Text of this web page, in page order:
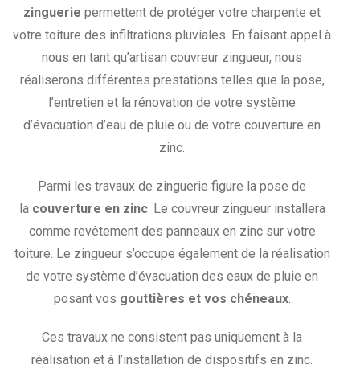
zinguerie permettent de protéger votre charpente et
votre toiture des infiltrations pluviales. En faisant appel à
nous en tant qu’artisan couvreur zingueur, nous
réaliserons différentes prestations telles que la pose,
l’entretien et la rénovation de votre système
d’évacuation d’eau de pluie ou de votre couverture en
zinc.
Parmi les travaux de zinguerie figure la pose de
la couverture en zinc. Le couvreur zingueur installera
comme revêtement des panneaux en zinc sur votre
toiture. Le zingueur s’occupe également de la réalisation
de votre système d’évacuation des eaux de pluie en
posant vos gouttières et vos chéneaux.
Ces travaux ne consistent pas uniquement à la
réalisation et à l’installation de dispositifs en zinc.